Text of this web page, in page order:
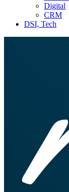
Digital
CRM
DSI, Tech